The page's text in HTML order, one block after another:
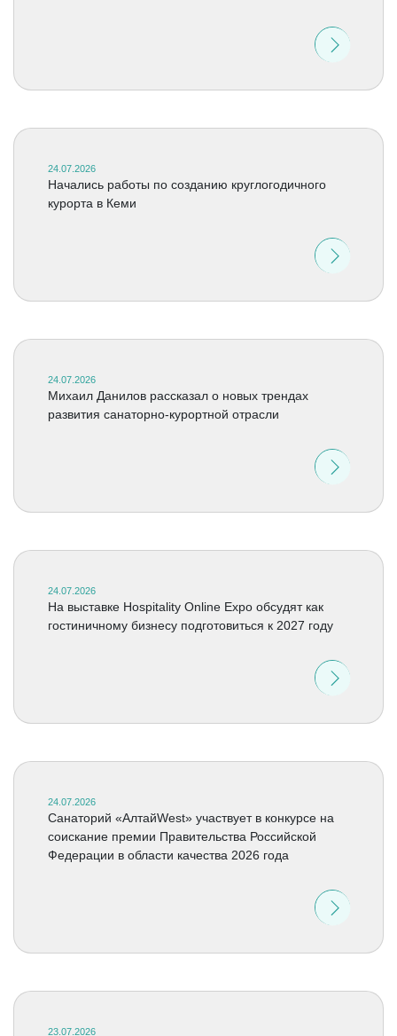
24.07.2026
Начались работы по созданию круглогодичного
курорта в Кеми
24.07.2026
Михаил Данилов рассказал о новых трендах
развития санаторно-курортной отрасли
24.07.2026
На выставке Hospitality Online Expo обсудят как
гостиничному бизнесу подготовиться к 2027 году
24.07.2026
Санаторий «АлтайWest» участвует в конкурсе на
соискание премии Правительства Российской
Федерации в области качества 2026 года
23.07.2026